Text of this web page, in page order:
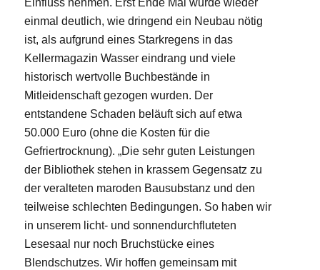
Einfluss nehmen. Erst Ende Mai wurde wieder
einmal deutlich, wie dringend ein Neubau nötig
ist, als aufgrund eines Starkregens in das
Kellermagazin Wasser eindrang und viele
historisch wertvolle Buchbestände in
Mitleidenschaft gezogen wurden. Der
entstandene Schaden beläuft sich auf etwa
50.000 Euro (ohne die Kosten für die
Gefriertrocknung). „Die sehr guten Leistungen
der Bibliothek stehen in krassem Gegensatz zu
der veralteten maroden Bausubstanz und den
teilweise schlechten Bedingungen. So haben wir
in unserem licht- und sonnendurchfluteten
Lesesaal nur noch Bruchstücke eines
Blendschutzes. Wir hoffen gemeinsam mit